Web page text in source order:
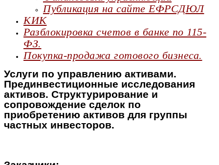
Публикация на сайте ЕФРСДЮЛ
КИК
Разблокировка счетов в банке по 115-
ФЗ.
Покупка-продажа готового бизнеса.
Услуги по управлению активами.
Прединвестиционные исследования
активов. Структурирование и
сопровождение сделок по
приобретению активов для группы
частных инвесторов.